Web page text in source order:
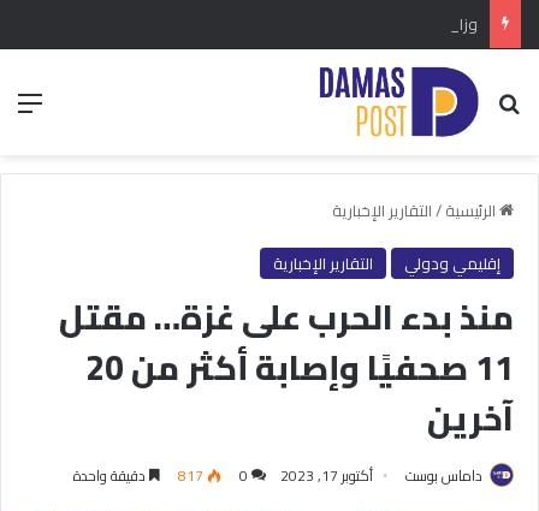
بحث عن
الرئيسية/التقارير الإخبارية
إقليمي ودولي
التقارير الإخبارية
منذ بدء الحرب على غزة… مقتل
11 صحفيًا وإصابة أكثر من 20
آخرين
داماس بوست أكتوبر 17, 2023 0
817 دقيقة واحدة